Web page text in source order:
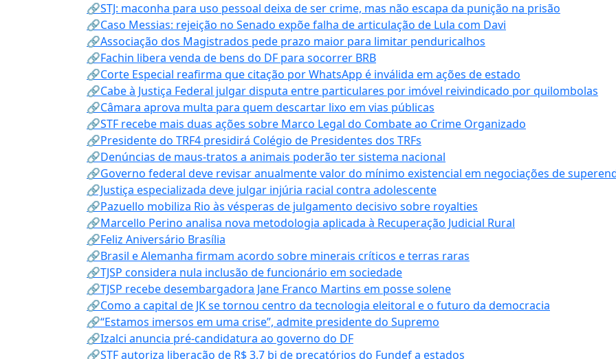
🔗STJ: maconha para uso pessoal deixa de ser crime, mas não escapa da punição na prisão
🔗Caso Messias: rejeição no Senado expõe falha de articulação de Lula com Davi
🔗Associação dos Magistrados pede prazo maior para limitar penduricalhos
🔗Fachin libera venda de bens do DF para socorrer BRB
🔗Corte Especial reafirma que citação por WhatsApp é inválida em ações de estado
🔗Cabe à Justiça Federal julgar disputa entre particulares por imóvel reivindicado por quilombolas
🔗Câmara aprova multa para quem descartar lixo em vias públicas
🔗STF recebe mais duas ações sobre Marco Legal do Combate ao Crime Organizado
🔗Presidente do TRF4 presidirá Colégio de Presidentes dos TRFs
🔗Denúncias de maus-tratos a animais poderão ter sistema nacional
🔗Governo federal deve revisar anualmente valor do mínimo existencial em negociações de
🔗Justiça especializada deve julgar injúria racial contra adolescente
🔗Pazuello mobiliza Rio às vésperas de julgamento decisivo sobre royalties
🔗Marcello Perino analisa nova metodologia aplicada à Recuperação Judicial Rural
🔗Feliz Aniversário Brasília
🔗Brasil e Alemanha firmam acordo sobre minerais críticos e terras raras
🔗TJSP considera nula inclusão de funcionário em sociedade
🔗TJSP recebe desembargadora Jane Franco Martins em posse solene
🔗Como a capital de JK se tornou centro da tecnologia eleitoral e o futuro da democracia
🔗“Estamos imersos em uma crise”, admite presidente do Supremo
🔗Izalci anuncia pré-candidatura ao governo do DF
🔗STF autoriza liberação de R$ 3,7 bi de precatórios do Fundef a estados